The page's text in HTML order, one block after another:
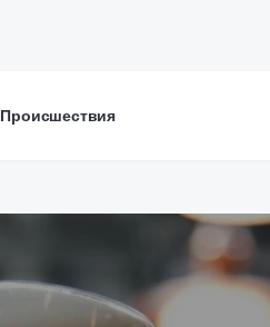
Происшествия